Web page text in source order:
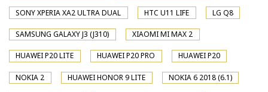
SONY XPERIA XA2 ULTRA DUAL HTC U11 LIFE LG Q8
SAMSUNG GALAXY J3 (J310) XIAOMI MI MAX 2
HUAWEI P20 LITE HUAWEI P20 PRO HUAWEI P20
NOKIA 2 HUAWEI HONOR 9 LITE NOKIA 6 2018 (6.1)